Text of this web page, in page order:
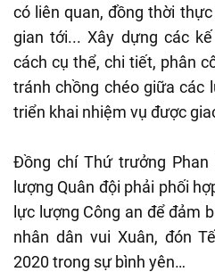
có liên quan, đồng thời
gian tới... Xây dựng các
cách cụ thể, chi tiết, phân
tránh chồng chéo giữa các
triển khai nhiệm vụ được
Đồng chí Thứ trưởng Phan
lượng Quân đội phải phối
lực lượng Công an để đảm
nhân dân vui Xuân, đón
2020 trong sự bình yên…